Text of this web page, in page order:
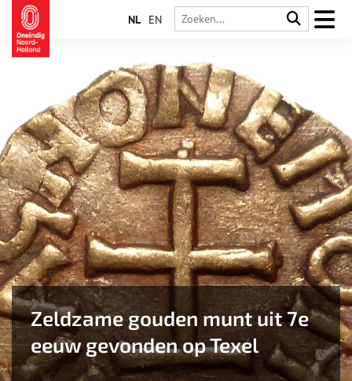
NL EN
Zeldzame gouden munt uit 7e
eeuw gevonden op Texel